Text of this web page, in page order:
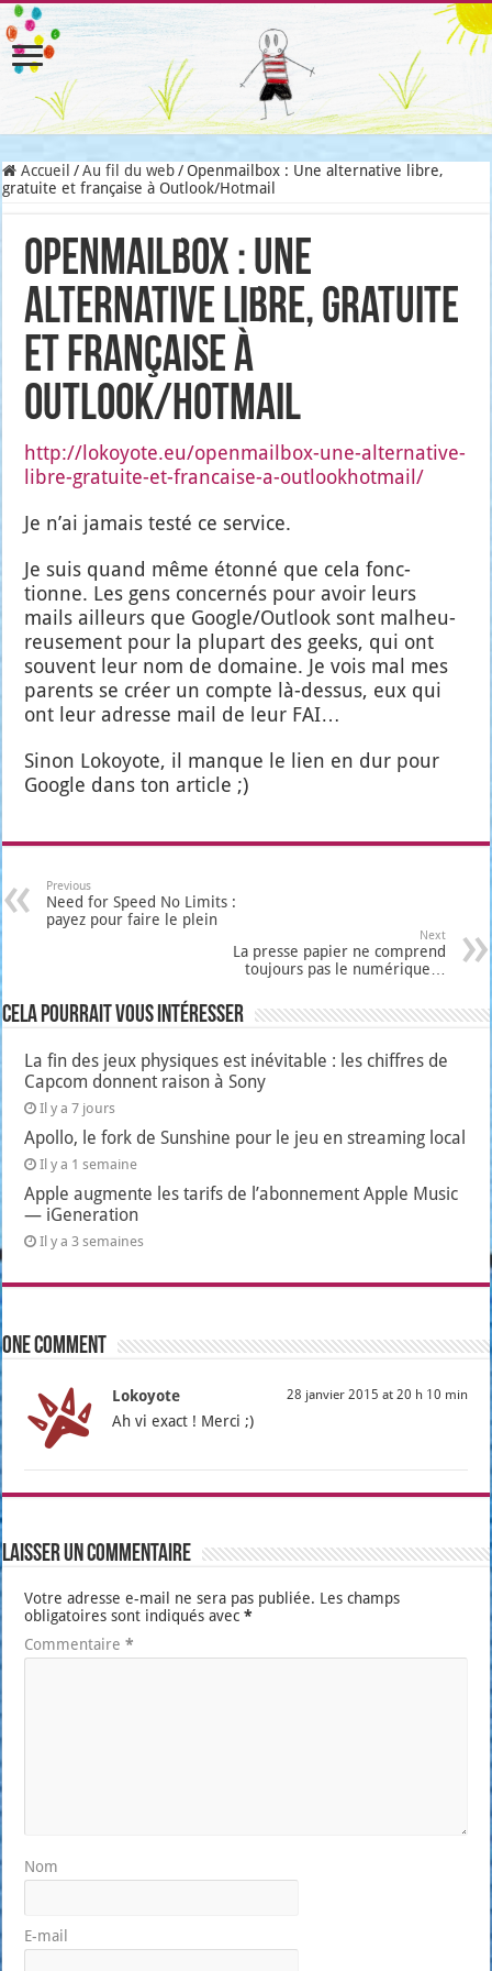
Accueil / Au fil du web / Openmailbox : Une alternative libre,
gratuite et française à Outlook/Hotmail
Openmailbox : Une
alternative libre, gratuite
et française à
Outlook/Hotmail
http://lokoyote.eu/openmailbox-une-alternative-
libre-gratuite-et-francaise-a-outlookhotmail/
Je n’ai jamais tes­té ce ser­vice.
Je suis quand même éton­né que cela fonc­
tionne. Les gens concer­nés pour avoir leurs
mails ailleurs que Google/Outlook sont mal­heu­
reu­se­ment pour la plu­part des geeks, qui ont
sou­vent leur nom de domaine. Je vois mal mes
parents se créer un compte là-des­sus, eux qui
ont leur adresse mail de leur FAI…
Sinon Lokoyote, il manque le lien en dur pour
Google dans ton article ;)
Previous
Need for Speed No Limits :
payez pour faire le plein
Next
La presse papier ne comprend
toujours pas le numérique…
Cela pourrait vous intéresser
La fin des jeux physiques est inévitable : les chiffres de
Capcom donnent raison à Sony
Il y a 7 jours
Apollo, le fork de Sunshine pour le jeu en streaming local
Il y a 1 semaine
Apple augmente les tarifs de l’abonnement Apple Music
— iGeneration
Il y a 3 semaines
One comment
Lokoyote 28 janvier 2015 at 20 h 10 min
Ah vi exact ! Mer­ci ;)
Laisser un commentaire
Votre adresse e-mail ne sera pas publiée. Les champs
obligatoires sont indiqués avec*
Commentaire*
Nom
E-mail